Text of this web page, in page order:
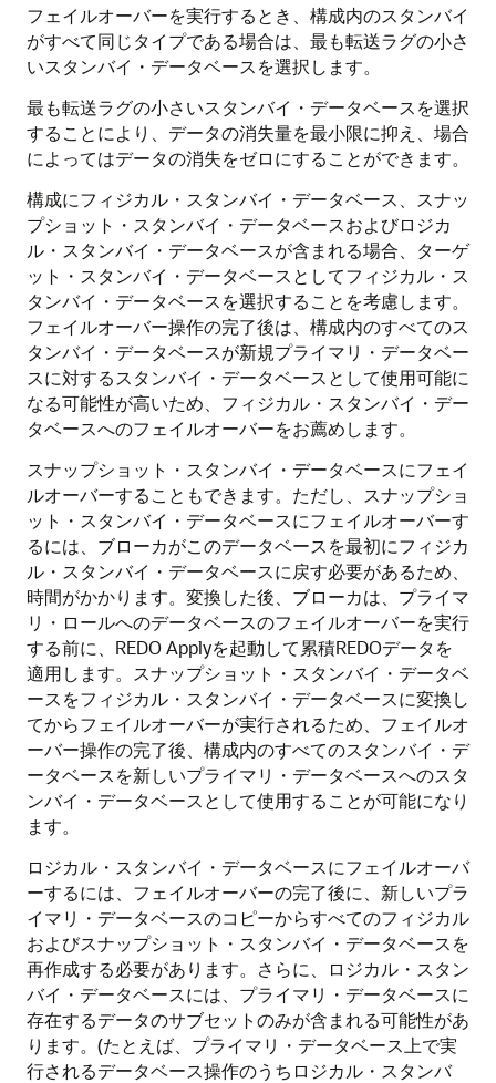
フェイルオーバーを実行するとき、構成内のスタンバイ
がすべて同じタイプである場合は、最も転送ラグの小さ
いスタンバイ・データベースを選択します。
最も転送ラグの小さいスタンバイ・データベースを選択
することにより、データの消失量を最小限に抑え、場合
によってはデータの消失をゼロにすることができます。
構成にフィジカル・スタンバイ・データベース、スナッ
プショット・スタンバイ・データベースおよびロジカ
ル・スタンバイ・データベースが含まれる場合、ターゲ
ット・スタンバイ・データベースとしてフィジカル・ス
タンバイ・データベースを選択することを考慮します。
フェイルオーバー操作の完了後は、構成内のすべてのス
タンバイ・データベースが新規プライマリ・データベー
スに対するスタンバイ・データベースとして使用可能に
なる可能性が高いため、フィジカル・スタンバイ・デー
タベースへのフェイルオーバーをお薦めします。
スナップショット・スタンバイ・データベースにフェイ
ルオーバーすることもできます。ただし、スナップショ
ット・スタンバイ・データベースにフェイルオーバーす
るには、ブローカがこのデータベースを最初にフィジカ
ル・スタンバイ・データベースに戻す必要があるため、
時間がかかります。変換した後、ブローカは、プライマ
リ・ロールへのデータベースのフェイルオーバーを実行
する前に、REDO Applyを起動して累積REDOデータを
適用します。スナップショット・スタンバイ・データベ
ースをフィジカル・スタンバイ・データベースに変換し
てからフェイルオーバーが実行されるため、フェイルオ
ーバー操作の完了後、構成内のすべてのスタンバイ・デ
ータベースを新しいプライマリ・データベースへのスタ
ンバイ・データベースとして使用することが可能になり
ます。
ロジカル・スタンバイ・データベースにフェイルオーバ
ーするには、フェイルオーバーの完了後に、新しいプラ
イマリ・データベースのコピーからすべてのフィジカル
およびスナップショット・スタンバイ・データベースを
再作成する必要があります。さらに、ロジカル・スタン
バイ・データベースには、プライマリ・データベースに
存在するデータのサブセットのみが含まれる可能性があ
ります。(たとえば、プライマリ・データベース上で実
行されるデータベース操作のうちロジカル・スタンバ